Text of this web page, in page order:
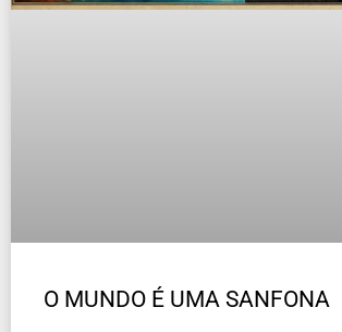
O MUNDO É UMA SANFONA